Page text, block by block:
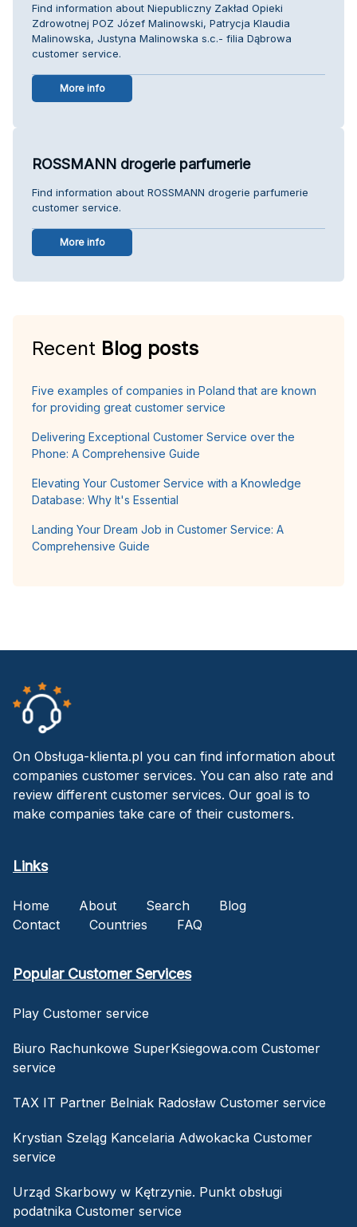
Find information about Niepubliczny Zakład Opieki
Zdrowotnej POZ Józef Malinowski, Patrycja Klaudia
Malinowska, Justyna Malinowska s.c.- filia Dąbrowa
customer service.
More info
ROSSMANN drogerie parfumerie
Find information about ROSSMANN drogerie parfumerie
customer service.
More info
Recent Blog posts
Five examples of companies in Poland that are known
for providing great customer service
Delivering Exceptional Customer Service over the
Phone: A Comprehensive Guide
Elevating Your Customer Service with a Knowledge
Database: Why It's Essential
Landing Your Dream Job in Customer Service: A
Comprehensive Guide
On Obsługa-klienta.pl you can find information about
companies customer services. You can also rate and
review different customer services. Our goal is to
make companies take care of their customers.
Links
Home About Search
Blog
Contact
Countries FAQ
Popular Customer Services
Play Customer service
Biuro Rachunkowe SuperKsiegowa.com Customer
service
TAX IT Partner Belniak Radosław Customer service
Krystian Szeląg Kancelaria Adwokacka Customer
service
Urząd Skarbowy w Kętrzynie. Punkt obsługi
podatnika Customer service